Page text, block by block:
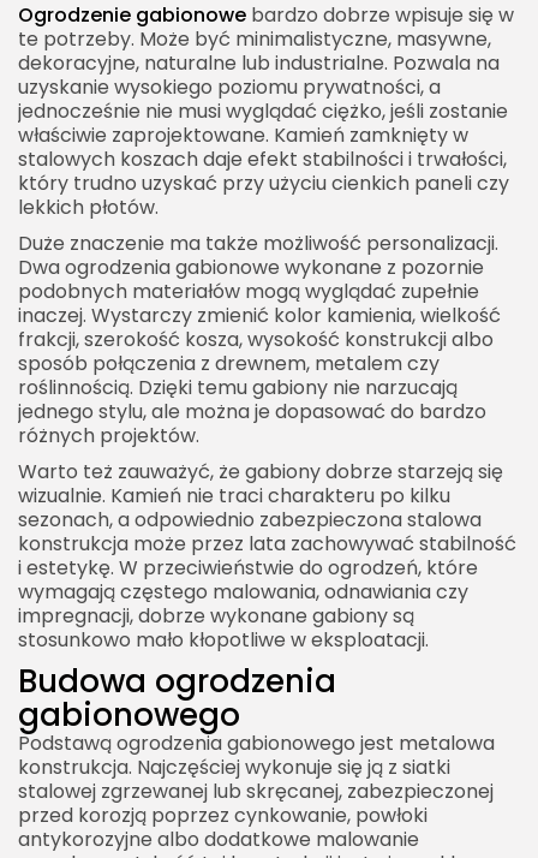
Ogrodzenie gabionowe bardzo dobrze wpisuje się w
te potrzeby. Może być minimalistyczne, masywne,
dekoracyjne, naturalne lub industrialne. Pozwala na
uzyskanie wysokiego poziomu prywatności, a
jednocześnie nie musi wyglądać ciężko, jeśli zostanie
właściwie zaprojektowane. Kamień zamknięty w
stalowych koszach daje efekt stabilności i trwałości,
który trudno uzyskać przy użyciu cienkich paneli czy
lekkich płotów.
Duże znaczenie ma także możliwość personalizacji.
Dwa ogrodzenia gabionowe wykonane z pozornie
podobnych materiałów mogą wyglądać zupełnie
inaczej. Wystarczy zmienić kolor kamienia, wielkość
frakcji, szerokość kosza, wysokość konstrukcji albo
sposób połączenia z drewnem, metalem czy
roślinnością. Dzięki temu gabiony nie narzucają
jednego stylu, ale można je dopasować do bardzo
różnych projektów.
Warto też zauważyć, że gabiony dobrze starzeją się
wizualnie. Kamień nie traci charakteru po kilku
sezonach, a odpowiednio zabezpieczona stalowa
konstrukcja może przez lata zachowywać stabilność
i estetykę. W przeciwieństwie do ogrodzeń, które
wymagają częstego malowania, odnawiania czy
impregnacji, dobrze wykonane gabiony są
stosunkowo mało kłopotliwe w eksploatacji.
Budowa ogrodzenia
gabionowego
Podstawą ogrodzenia gabionowego jest metalowa
konstrukcja. Najczęściej wykonuje się ją z siatki
stalowej zgrzewanej lub skręcanej, zabezpieczonej
przed korozją poprzez cynkowanie, powłoki
antykorozyjne albo dodatkowe malowanie